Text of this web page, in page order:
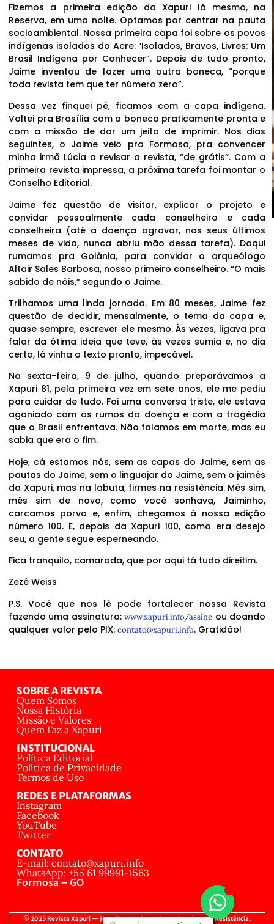
Fizemos a primeira edição da Xapuri lá mesmo, na
Reserva, em uma noite. Optamos por centrar na pauta
socioambiental. Nossa primeira capa foi sobre os povos
indígenas isolados do Acre: ‘Isolados, Bravos, Livres: Um
Brasil Indígena por Conhecer”. Depois de tudo pronto,
Jaime inventou de fazer uma outra boneca, “porque
toda revista tem que ter número zero”.
Dessa vez finquei pé, ficamos com a capa indígena.
Voltei pra Brasília com a boneca praticamente pronta e
com a missão de dar um jeito de imprimir. Nos dias
seguintes, o Jaime veio pra Formosa, pra convencer
minha irmã Lúcia a revisar a revista, “de grátis”. Com a
primeira revista impressa, a próxima tarefa foi montar o
Conselho Editorial.
Jaime fez questão de visitar, explicar o projeto e
convidar pessoalmente cada conselheiro e cada
conselheira (até a doença agravar, nos seus últimos
meses de vida, nunca abriu mão dessa tarefa). Daqui
rumamos pra Goiânia, para convidar o arqueólogo
Altair Sales Barbosa, nosso primeiro conselheiro. “O mais
sabido de nóis,” segundo o Jaime.
Trilhamos uma linda jornada. Em 80 meses, Jaime fez
questão de decidir, mensalmente, o tema da capa e,
quase sempre, escrever ele mesmo. Às vezes, ligava pra
falar da ótima ideia que teve, às vezes sumia e, no dia
certo, lá vinha o texto pronto, impecável.
Na sexta-feira, 9 de julho, quando preparávamos a
Xapuri 81, pela primeira vez em sete anos, ele me pediu
para cuidar de tudo. Foi uma conversa triste, ele estava
agoniado com os rumos da doença e com a tragédia
que o Brasil enfrentava. Não falamos em morte, mas eu
sabia que era o fim.
Hoje, cá estamos nós, sem as capas do Jaime, sem as
pautas do Jaime, sem o linguajar do Jaime, sem o jaimês
da Xapuri, mas na labuta, firmes na resistência. Mês sim,
mês sim de novo, como você sonhava, Jaiminho,
carcamos porva e, enfim, chegamos à nossa edição
número 100. E, depois da Xapuri 100, como era desejo
seu, a gente segue esperneando.
Fica tranquilo, camarada, que por aqui tá tudo direitim.
Zezé Weiss
P.S. Você que nos lê pode fortalecer nossa Revista
fazendo uma assinatura:www.xapuri.info/assine ou doando
qualquer valor pelo PIX: contato@xapuri.info. Gratidão!
SOBRE A REVISTA
Quem Somos
Nossa História
Missão e Valores
Quem Faz a Xapuri
INSTITUCIONAL
Política Editorial
Política de Privacidade
Termos de Uso
REDES E PLATAFORMAS
Instagram
Facebook
YouTube
Twitter
CONTATO
E-mail: contato@xapuri.info
WhatsApp: +55 61 99991-1563
Formosa – GO
© 2025 Revista Xapuri — Jornalismo Independente, Popular e de Resistência.